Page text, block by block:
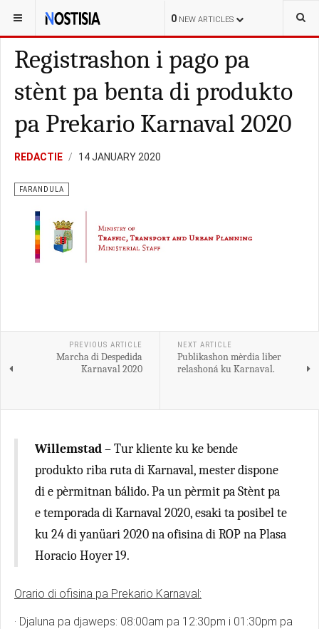
0 NEW ARTICLES
YOU ARE HERE: CURAÇAO LOKAL
Registrashon i pago pa
stènt pa benta di produkto
pa Prekario Karnaval 2020
REDACTIE 14 JANUARY 2020
FARANDULA
PREVIOUS ARTICLE
Marcha di Despedida
Karnaval 2020
NEXT ARTICLE
Publikashon mèrdia liber
relashoná ku Karnaval.
Willemstad– Tur kliente ku ke bende
produkto riba ruta di Karnaval, mester dispone
di e pèrmitnan bálido. Pa un pèrmit pa Stènt pa
e temporada di Karnaval 2020, esaki ta posibel te
ku 24 di yanüari 2020 na ofisina di ROP na Plasa
Horacio Hoyer 19.
Orario di ofisina pa Prekario Karnaval:
· Djaluna pa djaweps: 08:00am pa 12:30pm i 01:30pm pa